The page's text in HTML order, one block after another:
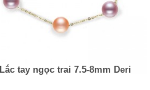
Lắc tay ngọc trai 7.5-8mm Deri